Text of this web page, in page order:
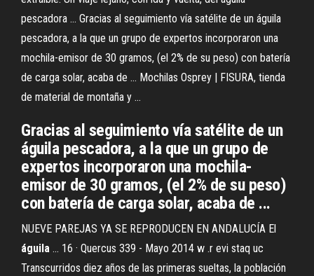
pescadora ... Gracias al seguimiento vía satélite de un águila
pescadora, a la que un grupo de expertos incorporaron una
mochila-emisor de 30 gramos, (el 2% de su peso) con batería
de carga solar, acaba de ... Mochilas Osprey | FISURA, tienda
de material de montaña y ...
Gracias al seguimiento vía satélite de un
águila pescadora, a la que un grupo de
expertos incorporaron una mochila-
emisor de 30 gramos, (el 2% de su peso)
con batería de carga solar, acaba de ...
NUEVE PAREJAS YA SE REPRODUCEN EN ANDALUCÍA El
águila ... 16 · Quercus 339 - Mayo 2014 w .r evi staq uc
Transcurridos diez años de las primeras sueltas, la población